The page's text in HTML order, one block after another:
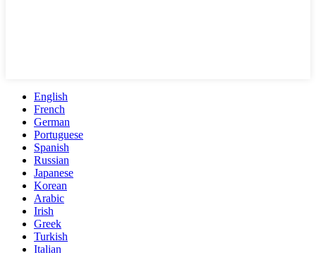
English
French
German
Portuguese
Spanish
Russian
Japanese
Korean
Arabic
Irish
Greek
Turkish
Italian